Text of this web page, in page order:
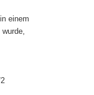
einem